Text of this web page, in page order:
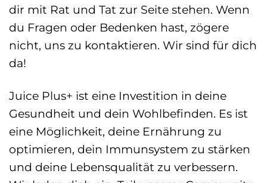
dir mit Rat und Tat zur Seite stehen. Wenn
du Fragen oder Bedenken hast, zögere
nicht, uns zu kontaktieren. Wir sind für dich
da!
Juice Plus+ ist eine Investition in deine
Gesundheit und dein Wohlbefinden. Es ist
eine Möglichkeit, deine Ernährung zu
optimieren, dein Immunsystem zu stärken
und deine Lebensqualität zu verbessern.